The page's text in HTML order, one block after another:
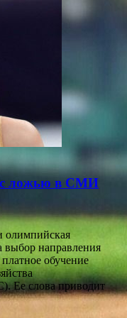
с ложью в СМИ
олимпийская
выбор направления
обучение
Ее слова приводит